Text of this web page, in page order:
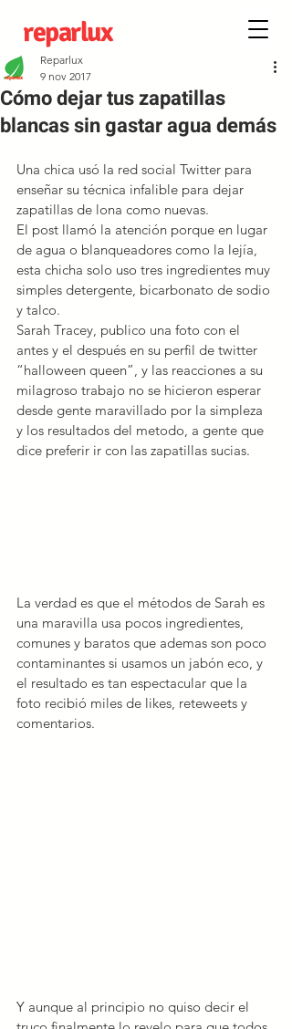
reparlux
Cómo dejar tus zapatillas
blancas sin gastar agua demás
Reparlux
9 nov 2017
Una chica usó la red social Twitter para
enseñar su técnica infalible para dejar
zapatillas de lona como nuevas.
El post llamó la atención porque en lugar
de agua o blanqueadores como la lejía,
esta chicha solo uso tres ingredientes muy
simples detergente, bicarbonato de sodio
y talco.
Sarah Tracey, publico una foto con el
antes y el después en su perfil de twitter
“halloween queen”, y las reacciones a su
milagroso trabajo no se hicieron esperar
desde gente maravillado por la simpleza
y los resultados del metodo, a gente que
dice preferir ir con las zapatillas sucias.
La verdad es que el métodos de Sarah es
una maravilla usa pocos ingredientes,
comunes y baratos que ademas son poco
contaminantes si usamos un jabón eco, y
el resultado es tan espectacular que la
foto recibió miles de likes, reteweets y
comentarios.
Y aunque al principio no quiso decir el